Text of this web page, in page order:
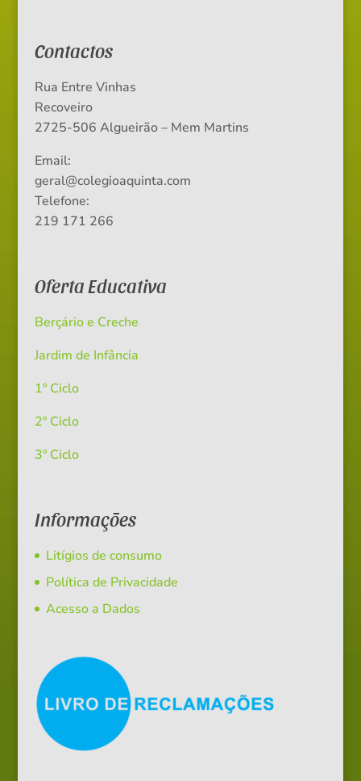
Contactos
Rua Entre Vinhas
Recoveiro
2725-506 Algueirão – Mem Martins
Email:
geral@colegioaquinta.com
Telefone:
219 171 266
Oferta Educativa
Berçário e Creche
Jardim de Infância
1º Ciclo
2º Ciclo
3º Ciclo
Informações
Litígios de consumo
Política de Privacidade
Acesso a Dados